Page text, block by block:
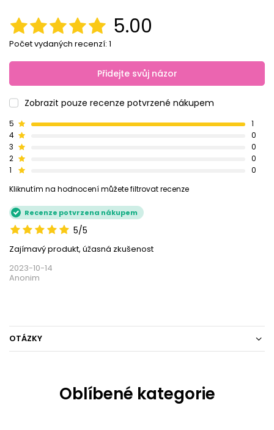
5.00
Počet vydaných recenzí: 1
Přidejte svůj názor
Zobrazit pouze recenze potvrzené nákupem
5
1
4
0
3
0
2
0
1
0
Kliknutím na hodnocení můžete filtrovat recenze
5/5
Recenze potvrzena nákupem
Zajímavý produkt, úžasná zkušenost
2023-10-14
Anonim
OTÁZKY
Oblíbené kategorie